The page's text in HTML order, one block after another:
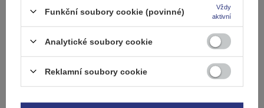
Přidat
do
DOČASNĚ NEDOSTUPNÉ
Funkční soubory cookie (povinné)
Vždy
aktivní
Analytické soubory cookie
Reklamní soubory cookie